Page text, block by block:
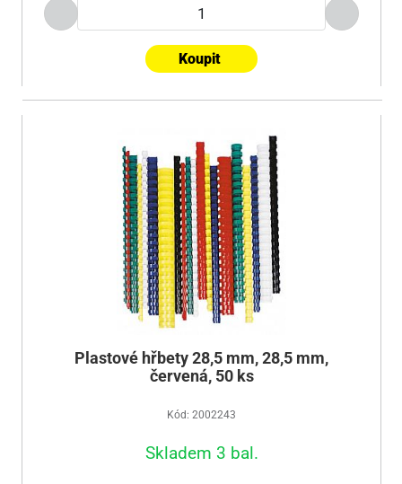
Koupit
Plastové hřbety 28,5 mm, 28,5 mm,
červená, 50 ks
Kód: 2002243
Skladem 3 bal.